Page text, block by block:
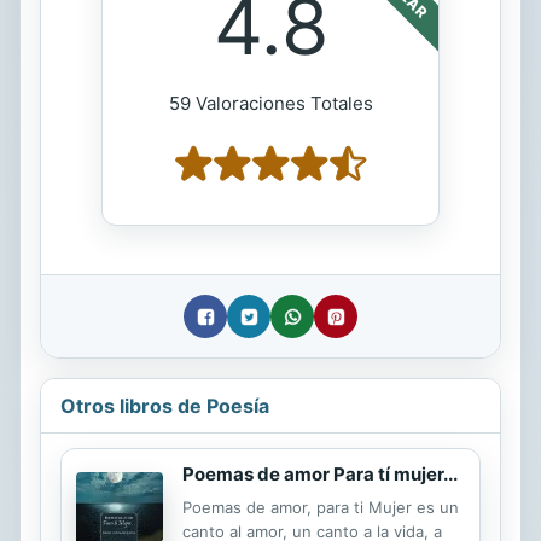
4.8
59 Valoraciones Totales
Otros libros de Poesía
Poemas de amor Para tí mujer...
Poemas de amor, para ti Mujer es un
canto al amor, un canto a la vida, a